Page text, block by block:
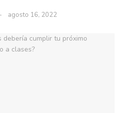
agosto 16, 2022